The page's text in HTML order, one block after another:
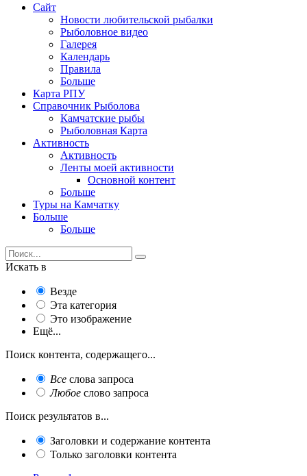
Сайт
Новости любительской рыбалки
Рыболовное видео
Галерея
Календарь
Правила
Больше
Карта РПУ
Справочник Рыболова
Камчатские рыбы
Рыболовная Карта
Активность
Активность
Ленты моей активности
Основной контент
Больше
Туры на Камчатку
Больше
Больше
Искать в
Везде
Эта категория
Это изображение
Ещё...
Поиск контента, содержащего...
Все слова запроса
Любое слово запроса
Поиск результатов в...
Заголовки и содержание контента
Только заголовки контента